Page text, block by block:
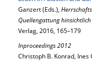
Ganzert (Eds.),
Quellengattung
Verlag, 2016, 165–179
Inproceedings 2012
Christoph B. Konrad,